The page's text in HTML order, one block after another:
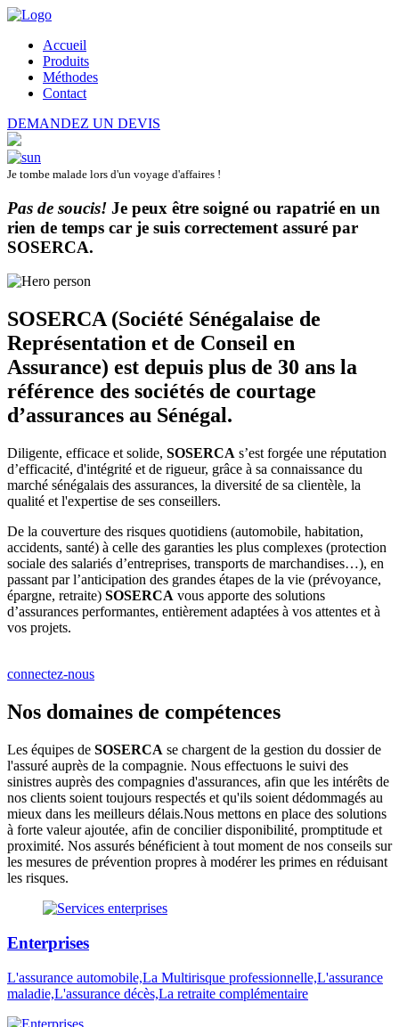
Accueil
Produits
Méthodes
Contact
DEMANDEZ UN DEVIS
Je tombe malade lors d'un voyage d'affaires !
Pas de soucis! Je peux être soigné ou rapatrié en un
rien de temps car je suis correctement assuré par
SOSERCA.
SOSERCA (Société Sénégalaise de
Représentation et de Conseil en
Assurance) est depuis plus de 30 ans la
référence des sociétés de courtage
d’assurances au Sénégal.
Diligente, efficace et solide, SOSERCA s’est forgée une réputation
d’efficacité, d'intégrité et de rigueur, grâce à sa connaissance du
marché sénégalais des assurances, la diversité de sa clientèle, la
qualité et l'expertise de ses conseillers.
De la couverture des risques quotidiens (automobile, habitation,
accidents, santé) à celle des garanties les plus complexes (protection
sociale des salariés d’entreprises, transports de marchandises…), en
passant par l’anticipation des grandes étapes de la vie (prévoyance,
épargne, retraite) SOSERCA vous apporte des solutions
d’assurances performantes, entièrement adaptées à vos attentes et à
vos projets.
connectez-nous
Nos domaines de compétences
Les équipes de SOSERCA se chargent de la gestion du dossier de
l'assuré auprès de la compagnie. Nous effectuons le suivi des
sinistres auprès des compagnies d'assurances, afin que les intérêts de
nos clients soient toujours respectés et qu'ils soient dédommagés au
mieux dans les meilleurs délais.Nous mettons en place des solutions
à forte valeur ajoutée, afin de concilier disponibilité, promptitude et
proximité. Nos assurés bénéficient à tout moment de nos conseils sur
les mesures de prévention propres à modérer les primes en réduisant
les risques.
Enterprises
L'assurance automobile,La Multirisque professionnelle,L'assurance
maladie,L'assurance décès,La retraite complémentaire